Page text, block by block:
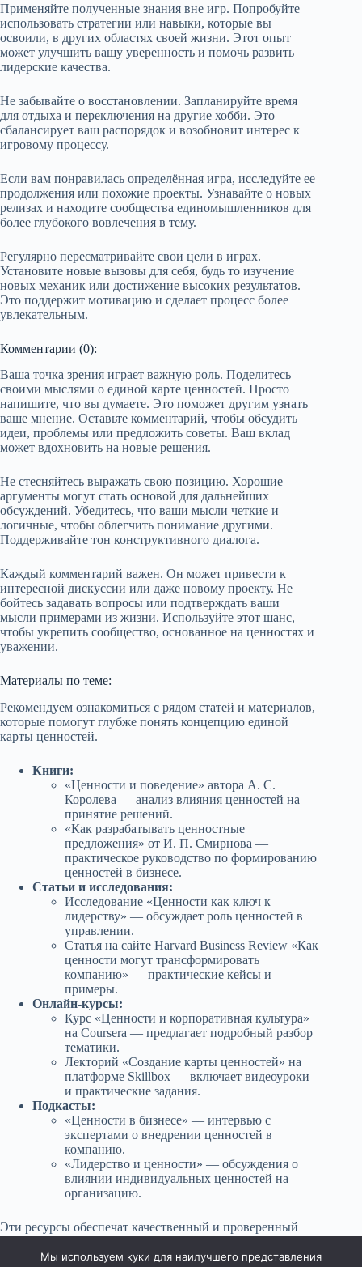
Применяйте полученные знания вне игр. Попробуйте
использовать стратегии или навыки, которые вы
освоили, в других областях своей жизни. Этот опыт
может улучшить вашу уверенность и помочь развить
лидерские качества.
Не забывайте о восстановлении. Запланируйте время
для отдыха и переключения на другие хобби. Это
сбалансирует ваш распорядок и возобновит интерес к
игровому процессу.
Если вам понравилась определённая игра, исследуйте ее
продолжения или похожие проекты. Узнавайте о новых
релизах и находите сообщества единомышленников для
более глубокого вовлечения в тему.
Регулярно пересматривайте свои цели в играх.
Установите новые вызовы для себя, будь то изучение
новых механик или достижение высоких результатов.
Это поддержит мотивацию и сделает процесс более
увлекательным.
Комментарии (0):
Ваша точка зрения играет важную роль. Поделитесь
своими мыслями о единой карте ценностей. Просто
напишите, что вы думаете. Это поможет другим узнать
ваше мнение. Оставьте комментарий, чтобы обсудить
идеи, проблемы или предложить советы. Ваш вклад
может вдохновить на новые решения.
Не стесняйтесь выражать свою позицию. Хорошие
аргументы могут стать основой для дальнейших
обсуждений. Убедитесь, что ваши мысли четкие и
логичные, чтобы облегчить понимание другими.
Поддерживайте тон конструктивного диалога.
Каждый комментарий важен. Он может привести к
интересной дискуссии или даже новому проекту. Не
бойтесь задавать вопросы или подтверждать ваши
мысли примерами из жизни. Используйте этот шанс,
чтобы укрепить сообщество, основанное на ценностях и
уважении.
Материалы по теме:
Рекомендуем ознакомиться с рядом статей и материалов,
которые помогут глубже понять концепцию единой
карты ценностей.
Книги:
«Ценности и поведение» автора А. С.
Королева — анализ влияния ценностей на
принятие решений.
«Как разрабатывать ценностные
предложения» от И. П. Смирнова —
практическое руководство по формированию
ценностей в бизнесе.
Статьи и исследования:
Исследование «Ценности как ключ к
лидерству» — обсуждает роль ценностей в
управлении.
Статья на сайте Harvard Business Review «Как
ценности могут трансформировать
компанию» — практические кейсы и
примеры.
Онлайн-курсы:
Курс «Ценности и корпоративная культура»
на Coursera — предлагает подробный разбор
тематики.
Лекторий «Создание карты ценностей» на
платформе Skillbox — включает видеоуроки
и практические задания.
Подкасты:
«Ценности в бизнесе» — интервью с
экспертами о внедрении ценностей в
компанию.
«Лидерство и ценности» — обсуждения о
влиянии индивидуальных ценностей на
организацию.
Эти ресурсы обеспечат качественный и проверенный
их влиянием на различные аспекты жизни и бизнеса.
Мы используем куки для наилучшего представления